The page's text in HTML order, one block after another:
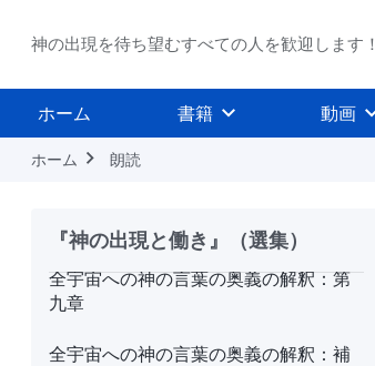
神の出現を待ち望むすべての人を歓迎します！
ホーム 書籍 動画
ホーム 朗読
『神の出現と働き』（選集）
全宇宙への神の言葉の奥義の解釈：第
全宇宙への神の言葉の奥義の解釈：ペ
テロの一生
八章
全‌宇‌宙‌へ‌の‌神‌の‌言‌葉‌の‌奥‌義‌の‌解‌釈‌：第‌
九‌章‌
全宇宙への神の言葉の奥義の解釈：補